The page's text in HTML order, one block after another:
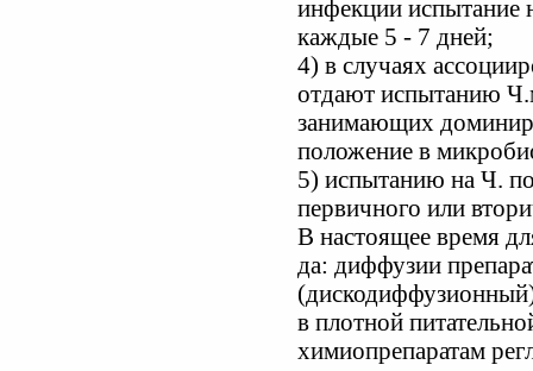
инфекции испытание
каждые 5 - 7 дней;
4) в случаях
отдают испытанию
занимающих
положение в
5) испытанию на Ч.
первичного или
В настоящее время
да: диффузии
в плотной
химиопрепаратам